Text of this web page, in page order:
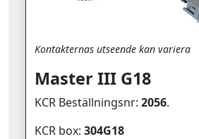
Kontakternas utseende kan variera
Master III G18
KCR Beställningsnr: 2056.
KCR box: 304G18